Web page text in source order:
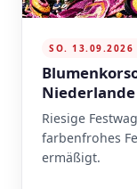
SO. 13.09.2026
Niederlande
Riesige
farbenfrohes
ermäßigt.